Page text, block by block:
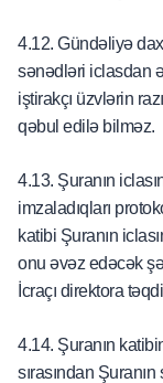
4.12. Gündəliyə
sənədləri iclasdan
iştirakçı üzvlərin
qəbul edilə bilməz.
4.13. Şuranın
imzaladıqları
katibi Şuranın
onu əvəz edəcək
İcraçı direktora
4.14. Şuranın
sırasından